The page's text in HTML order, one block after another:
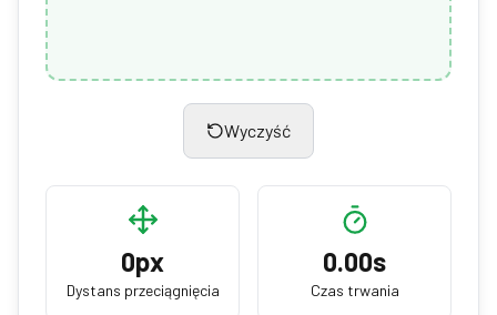
Wyczyść
0px
Dystans przeciągnięcia
0.00s
Czas trwania